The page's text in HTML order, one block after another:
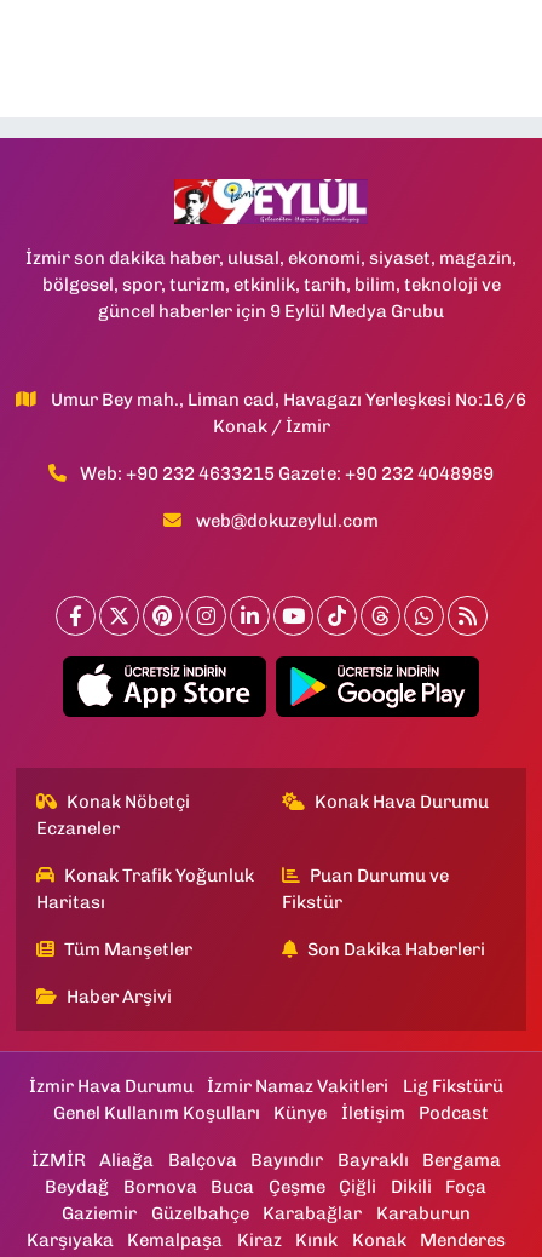
İzmir son dakika haber, ulusal, ekonomi, siyaset, magazin,
bölgesel, spor, turizm, etkinlik, tarih, bilim, teknoloji ve
güncel haberler için 9 Eylül Medya Grubu
Umur Bey mah., Liman cad, Havagazı Yerleşkesi No:16/6
Konak / İzmir
Web: +90 232 4633215 Gazete: +90 232 4048989
web@dokuzeylul.com
Konak Nöbetçi
Eczaneler
Konak Hava Durumu
Konak Trafik Yoğunluk
Haritası
Puan Durumu ve
Fikstür
Tüm Manşetler Son Dakika Haberleri
Haber Arşivi
İzmir Hava Durumu İzmir Namaz Vakitleri
Lig Fikstürü
Genel Kullanım Koşulları
Künye İletişim Podcast
İZMİR Aliağa Balçova Bayındır Bayraklı
Bergama
Beydağ
Bornova Buca Çeşme Çiğli Dikili
Foça
Gaziemir
Güzelbahçe Karabağlar
Karaburun
Karşıyaka
Kemalpaşa Kiraz Kınık Konak
Menderes